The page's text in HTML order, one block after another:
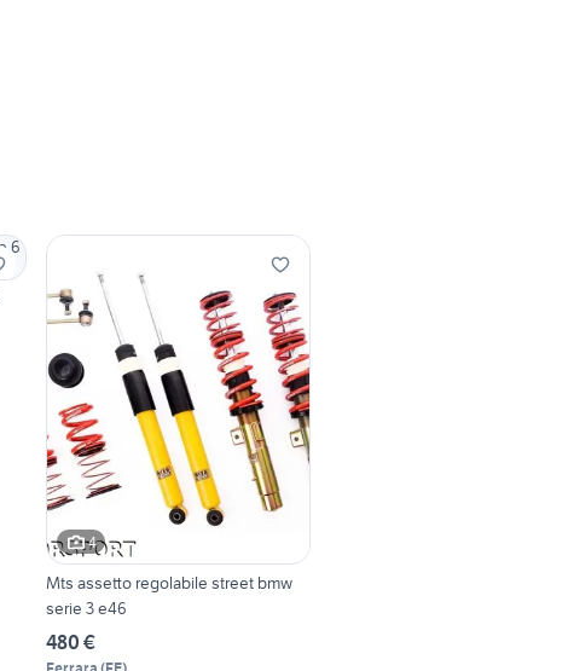
4
Mts assetto regolabile street bmw
serie 3 e46
480 €